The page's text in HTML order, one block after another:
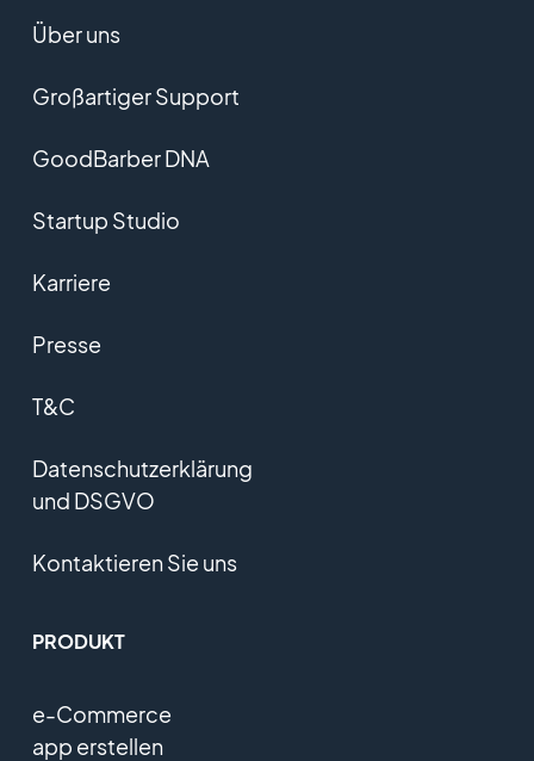
Über uns
Großartiger Support
GoodBarber DNA
Startup Studio
Karriere
Presse
T&C
Datenschutzerklärung
und DSGVO
Kontaktieren Sie uns
PRODUKT
e-Commerce
app erstellen